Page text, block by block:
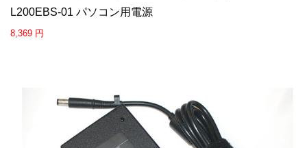
L200EBS-01 パソコン用電源
8,369 円